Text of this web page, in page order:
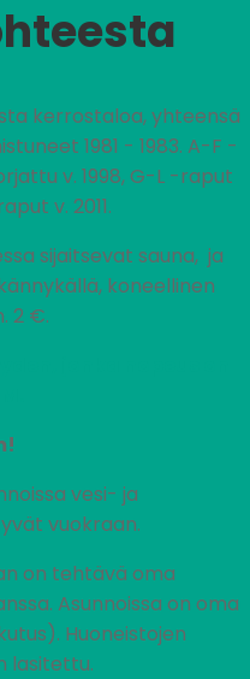
kerrostaloa, yhteensä
1981 - 1983. A-F -
v. 1998, G-L -raput
v. 2011.
sijaitsevat sauna, ja
koneellinen
2 €.
vesi- ja
vuokraan.
on tehtävä oma
Asunnoissa on oma
Huoneistojen
lasitettu.